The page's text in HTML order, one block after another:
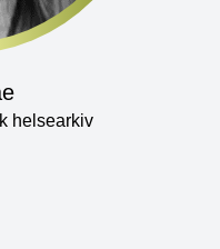
helsearkiv